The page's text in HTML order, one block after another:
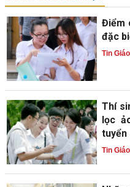
Điểm
đặc
Tin
Thí
lọc
tuyển
Tin